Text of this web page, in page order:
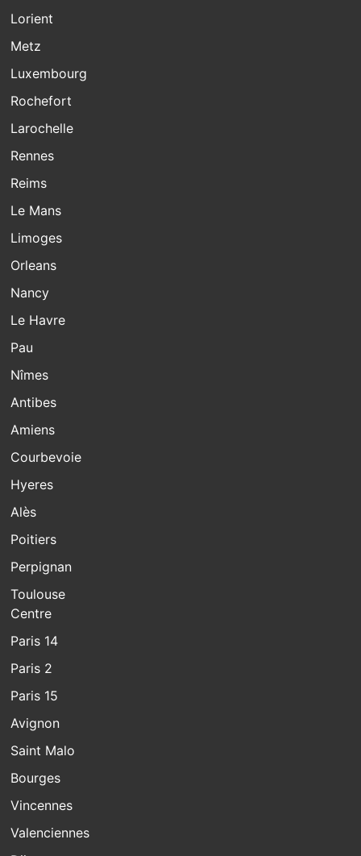
Lorient
Metz
Luxembourg
Rochefort
Larochelle
Rennes
Reims
Le Mans
Limoges
Orleans
Nancy
Le Havre
Pau
Nîmes
Antibes
Amiens
Courbevoie
Hyeres
Alès
Poitiers
Perpignan
Toulouse
Centre
Paris 14
Paris 2
Paris 15
Avignon
Saint Malo
Bourges
Vincennes
Valenciennes